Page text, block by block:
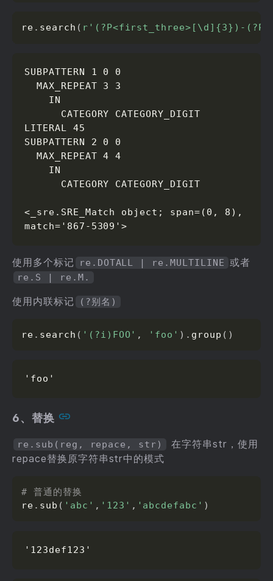
re . search ( r'(?P<first_three>[\d]{3})-
SUBPATTERN 1 0 0
LITERAL 45
SUBPATTERN 2 0 0
<_sre.SRE_Match object; span=(0, 8),
match='867-5309'>
使用多个标记 re.DOTALL | re.MULTILINE 或者
re.S | re.M.
使用内联标记 (?别名)
re . search ( '(?i)FOO' , 'foo' ) . group ( )
'foo'
6、替换
re.sub(reg, repace, str)
在字符串str，使用
repace替换原字符串str中的模式
# 普通的替换
re . sub ( 'abc' , '123' , 'abcdefabc' )
'123def123'